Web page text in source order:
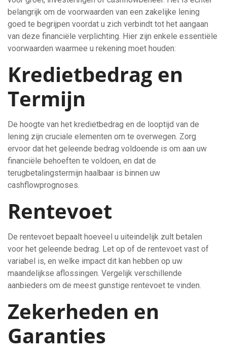
belangrijk om de voorwaarden van een zakelijke lening
goed te begrijpen voordat u zich verbindt tot het aangaan
van deze financiële verplichting. Hier zijn enkele essentiële
voorwaarden waarmee u rekening moet houden:
Kredietbedrag en
Termijn
De hoogte van het kredietbedrag en de looptijd van de
lening zijn cruciale elementen om te overwegen. Zorg
ervoor dat het geleende bedrag voldoende is om aan uw
financiële behoeften te voldoen, en dat de
terugbetalingstermijn haalbaar is binnen uw
cashflowprognoses.
Rentevoet
De rentevoet bepaalt hoeveel u uiteindelijk zult betalen
voor het geleende bedrag. Let op of de rentevoet vast of
variabel is, en welke impact dit kan hebben op uw
maandelijkse aflossingen. Vergelijk verschillende
aanbieders om de meest gunstige rentevoet te vinden.
Zekerheden en
Garanties